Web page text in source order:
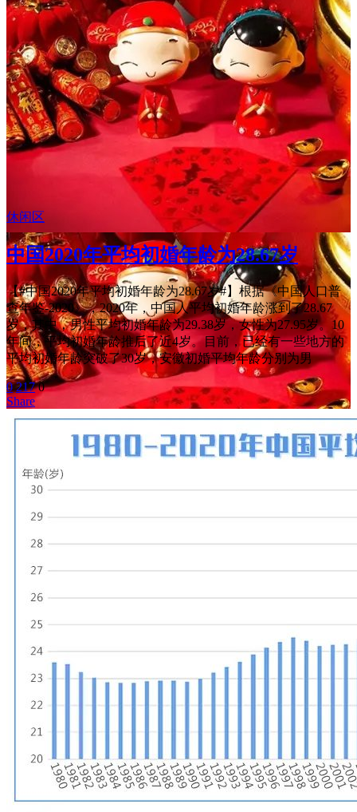
休闲区
中国2020年平均初婚年龄为28.67岁
【#中国2020年平均初婚年龄为28.67岁#】根据《中国人口普
查年鉴-2020》，2020年，中国人平均初婚年龄涨到了28.67
岁，其中，男性平均初婚年龄为29.38岁，女性为27.95岁。10
年间，平均初婚年龄推后了近4岁。目前，已经有一些地方的
平均初婚年龄突破了30岁，安徽初婚平均年龄分别为男
0 217 0
Share